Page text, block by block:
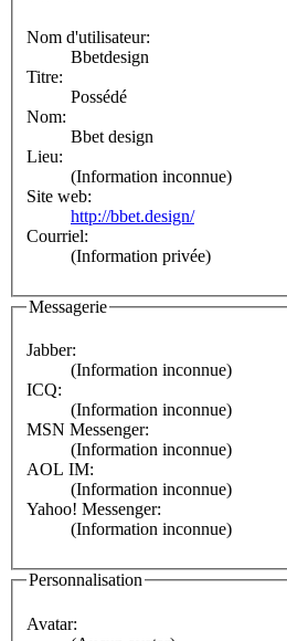
Nom d'utilisateur:
Bbetdesign
Titre:
Possédé
Nom:
Bbet design
Lieu:
(Information inconnue)
Site web:
http://bbet.design/
Courriel:
(Information privée)
Messagerie
Jabber:
(Information inconnue)
ICQ:
(Information inconnue)
MSN Messenger:
(Information inconnue)
AOL IM:
(Information inconnue)
Yahoo! Messenger:
(Information inconnue)
Personnalisation
Avatar: